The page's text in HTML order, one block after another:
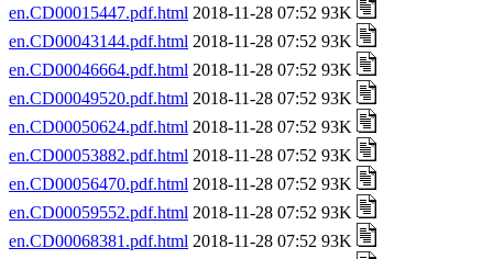
en.CD00015447.pdf.html 2018-11-28 07:52 93K
en.CD00043144.pdf.html 2018-11-28 07:52 93K
en.CD00046664.pdf.html 2018-11-28 07:52 93K
en.CD00049520.pdf.html 2018-11-28 07:52 93K
en.CD00050624.pdf.html 2018-11-28 07:52 93K
en.CD00053882.pdf.html 2018-11-28 07:52 93K
en.CD00056470.pdf.html 2018-11-28 07:52 93K
en.CD00059552.pdf.html 2018-11-28 07:52 93K
en.CD00068381.pdf.html 2018-11-28 07:52 93K